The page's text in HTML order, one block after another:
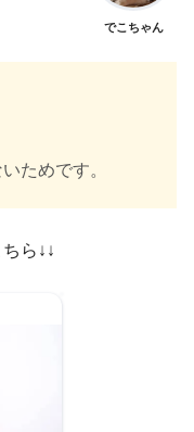
でこちゃん
ためです。
ら↓↓